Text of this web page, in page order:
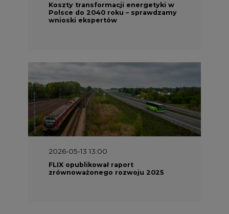
Koszty transformacji energetyki w
Polsce do 2040 roku – sprawdzamy
wnioski ekspertów
2026-05-13 13:00
FLIX opublikował raport
zrównoważonego rozwoju 2025